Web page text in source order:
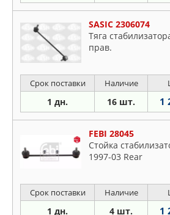
SASIC 2306074
Тяга
прав.
Срок поставки Наличие
1 дн. 16 шт. 1
FEBI 28045
Стойка
1997-03 Rear
Срок поставки Наличие
1 дн. 4 шт. 1